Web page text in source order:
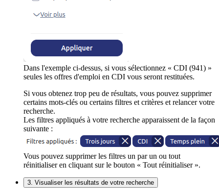
Dans l'exemple ci-dessus, si vous sélectionnez « CDI (941) »
seules les offres d'emploi en CDI vous seront restituées.
Si vous obtenez trop peu de résultats, vous pouvez supprimer
certains mots-clés ou certains filtres et critères et relancer votre
recherche.
Les filtres appliqués à votre recherche apparaissent de la façon
suivante :
Vous pouvez supprimer les filtres un par un ou tout
réinitialiser en cliquant sur le bouton « Tout réinitialiser ».
3. Visualiser les résultats de votre recherche